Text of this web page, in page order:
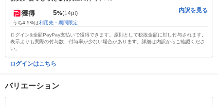
獲得 5%(14pt)
うち4.5%は利用先・期間限定
内訳を見る
ログイン&全額PayPay支払いで獲得できます。原則として税抜金額に対し付与されます。
表示よりも実際の付与数、付与率が少ない場合があります。詳細は内訳からご確認くださ
い。
ログインはこちら
バリエーション